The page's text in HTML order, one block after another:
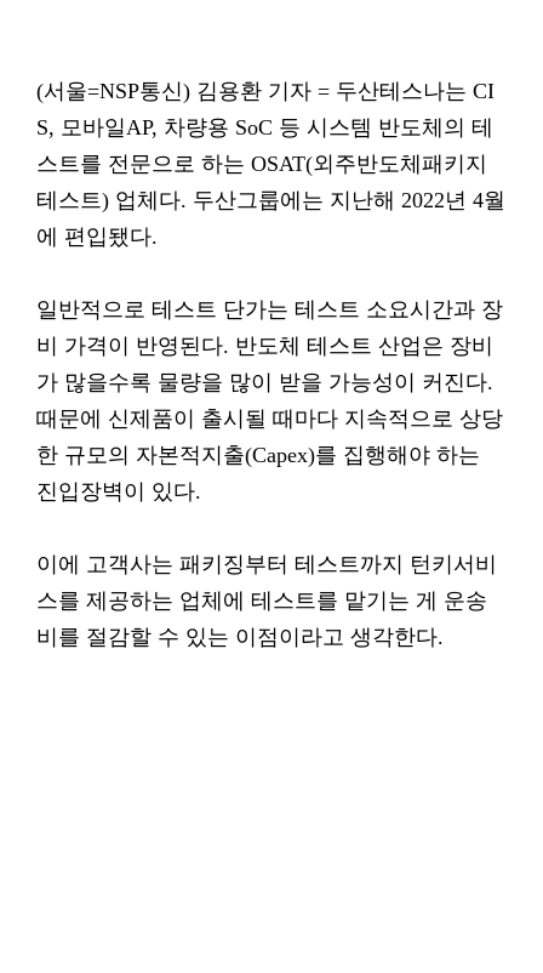
(서울=NSP통신) 김용환 기자 = 두산테스나는 CI
S, 모바일AP, 차량용 SoC 등 시스템 반도체의 테
스트를 전문으로 하는 OSAT(외주반도체패키지
테스트) 업체다. 두산그룹에는 지난해 2022년 4월
에 편입됐다.
일반적으로 테스트 단가는 테스트 소요시간과 장
비 가격이 반영된다. 반도체 테스트 산업은 장비
가 많을수록 물량을 많이 받을 가능성이 커진다.
때문에 신제품이 출시될 때마다 지속적으로 상당
한 규모의 자본적지출(Capex)를 집행해야 하는
진입장벽이 있다.
이에 고객사는 패키징부터 테스트까지 턴키서비
스를 제공하는 업체에 테스트를 맡기는 게 운송
비를 절감할 수 있는 이점이라고 생각한다.